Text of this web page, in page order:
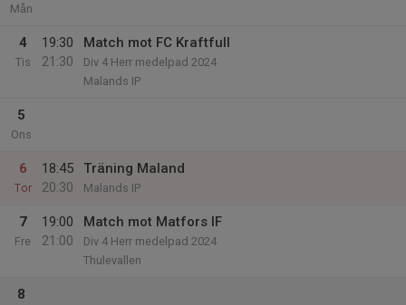
Mån
4
Tis
19:30
21:30
Match mot FC Kraftfull
Div 4 Herr medelpad 2024
Malands IP
5
Ons
6
Tor
18:45
20:30
Träning Maland
Malands IP
7
Fre
19:00
21:00
Match mot Matfors IF
Div 4 Herr medelpad 2024
Thulevallen
8